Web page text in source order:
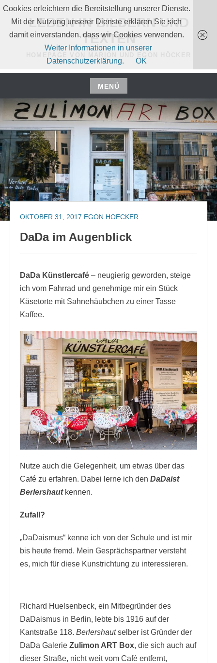
Zum
Inhalt
springen
LEBEN IN BILDERN UND
TEXTEN
MENÜ
Zum
Inhalt
springen
OKTOBER 31, 2017 EGON HOECKER
DaDa im Augenblick
DaDa Künstlercafé – neugierig geworden, steige
ich vom Fahrrad und genehmige mir ein Stück
Käsetorte mit Sahnehäubchen zu einer Tasse
Kaffee.
Nutze auch die Gelegenheit, um etwas über das
Café zu erfahren. Dabei lerne ich den DaDaist
Berlershautkennen.
Zufall?
„DaDaismus“ kenne ich von der Schule und ist mir
bis heute fremd. Mein Gesprächspartner versteht
es, mich für diese Kunstrichtung zu interessieren.
Richard Huelsenbeck, ein Mitbegründer des
DaDaismus in Berlin, lebte bis 1916 auf der
Kantstraße 118. Berlershautselber ist Gründer der
DaDa Galerie Zulimon ART Box, die sich auch auf
dieser Straße, nicht weit vom Café entfernt,
Cookies erleichtern die Bereitstellung unserer Dienste.
Mit der Nutzung unserer Dienste erklären Sie sich
damit einverstanden, dass wir Cookies verwenden.
Weiter Informationen in unserer
Datenschutzerklärung.
OK